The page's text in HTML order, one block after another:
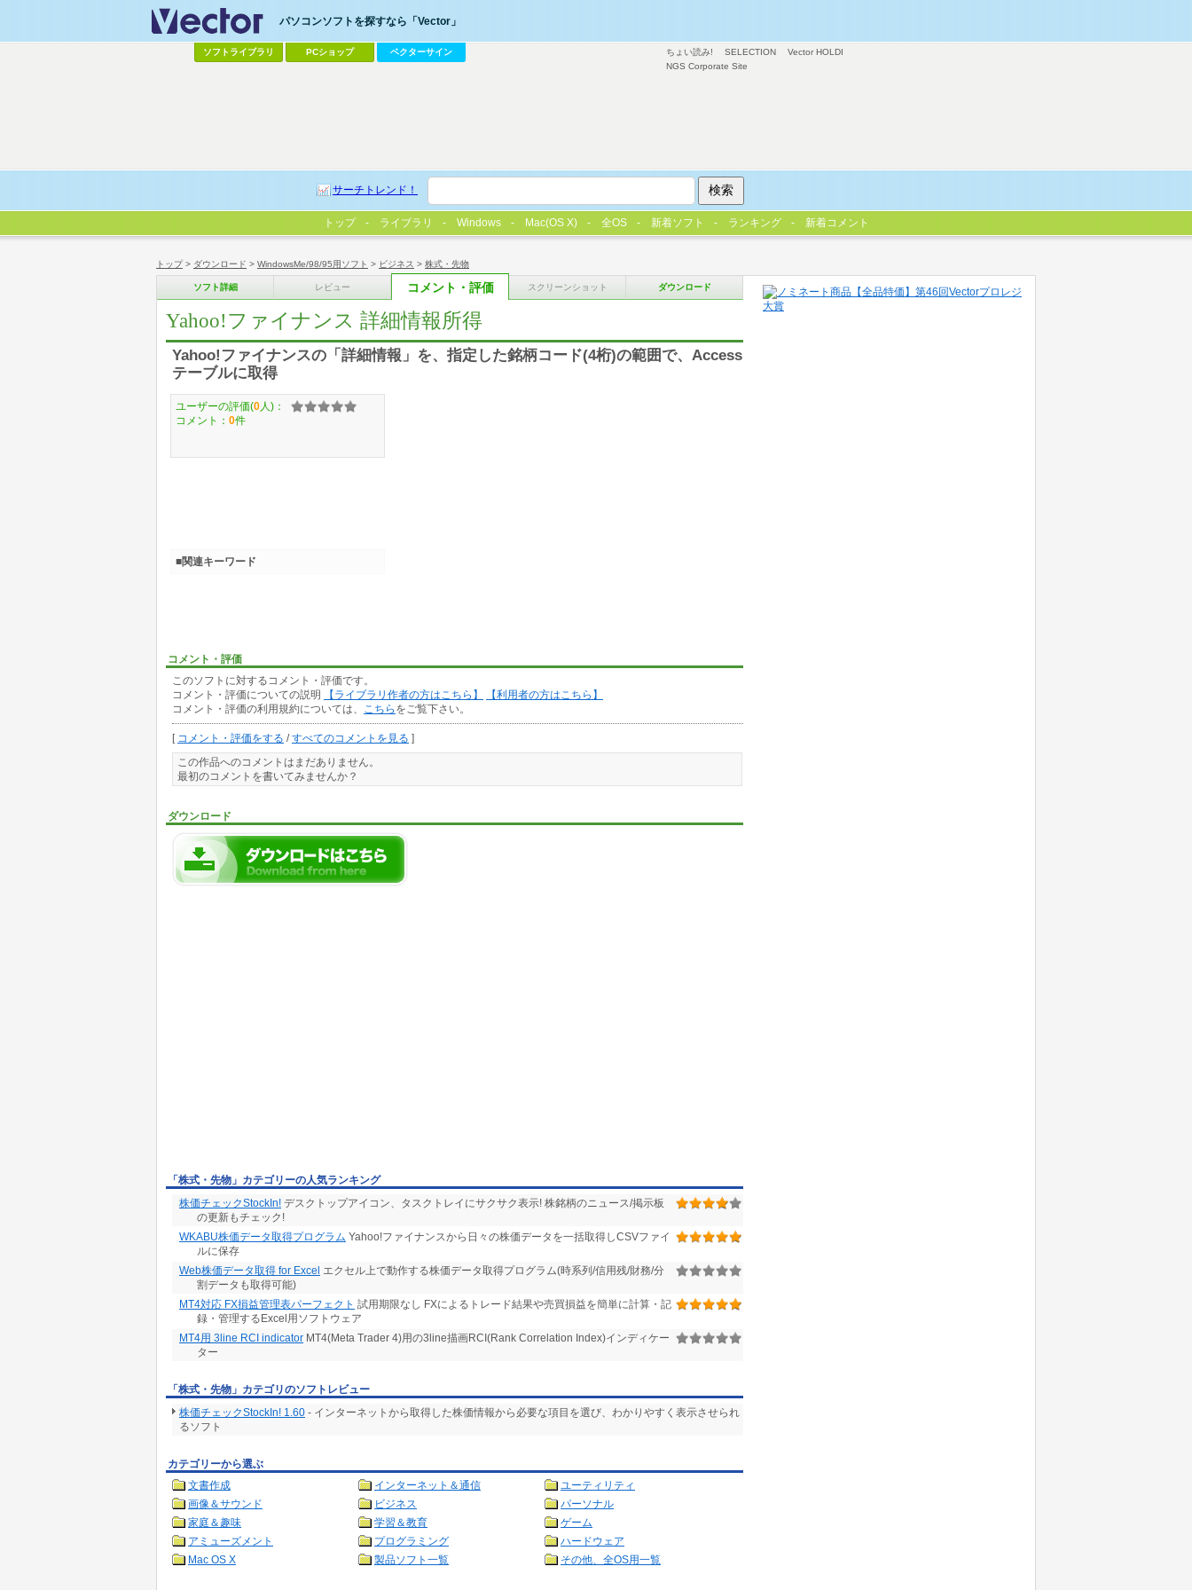
トップ> ダウンロード > WindowsMe/98/95用ソフト > ビジネス > 株式・先物
ソフト詳細 レビュー コメント・評価 スクリーンショット ダウンロード
Yahoo!ファイナンス 詳細情報所得
Yahoo!ファイナンスの「詳細情報」を、指定した銘柄コード(4桁)の範囲で、Access
テーブルに取得
コメント・評価
このソフトに対するコメント・評価です。
コメント・評価についての説明
【ライブラリ作者の方はこちら】
【利用者の方はこちら】
コメント・評価の利用規約については、
こちら をご覧下さい。
[ コメント・評価をする /すべてのコメントを見る ]
この作品へのコメントはまだありません。
最初のコメントを書いてみませんか？
ダウンロード
ユーザーの評価(0 人)：
コメント： 0件
■関連キーワード
「株式・先物」カテゴリーの人気ランキング
株価チェックStockIn! デスクトップアイコン、タスクトレイにサクサク表示! 株銘柄のニュース/掲示板
の更新もチェック!
WKABU株価データ取得プログラム Yahoo!ファイナンスから日々の株価データを一括取得しCSVファイ
ルに保存
Web株価データ取得 for Excel エクセル上で動作する株価データ取得プログラム(時系列/信用残/財務/分
割データも取得可能)
MT4対応 FX損益管理表パーフェクト 試用期限なし FXによるトレード結果や売買損益を簡単に計算・記
録・管理するExcel用ソフトウェア
MT4用 3line RCI indicator MT4(Meta Trader 4)用の3line描画RCI(Rank Correlation Index)インディケー
ター
「株式・先物」カテゴリのソフトレビュー
株価チェックStockIn! 1.60 - インターネットから取得した株価情報から必要な項目を選び、わかりやすく表示させられ
るソフト
カテゴリーから選ぶ
文書作成
インターネット＆通信
ユーティリティ
画像＆サウンド
ビジネス
パーソナル
家庭＆趣味
学習＆教育
ゲーム
アミューズメント
プログラミング
ハードウェア
Mac OS X
製品ソフト一覧 その他、全OS用一覧
ちょい読み! SELECTION
Vector HOLDI
NGS Corporate Site
パソコンソフトを探すなら「Vector」
ソフトライブラリ PCショップ ベクターサイン
サーチトレンド！
トップ ライブラリ Windows Mac(OS X) 全OS 新着ソフト ランキング 新着コメント